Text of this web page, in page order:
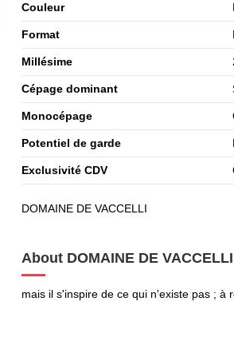
Couleur
Format
Millésime
Cépage dominant
Monocépage
Potentiel de garde
Exclusivité CDV
DOMAINE DE VACCELLI
About DOMAINE DE VACCELLI
mais il s'inspire de ce qui n'existe pas ; à